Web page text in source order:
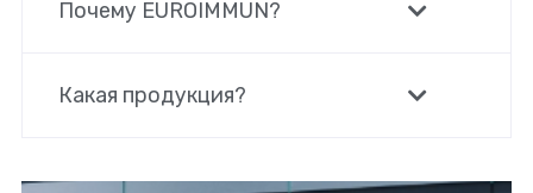
Почему EUROIMMUN?
Какая продукция?